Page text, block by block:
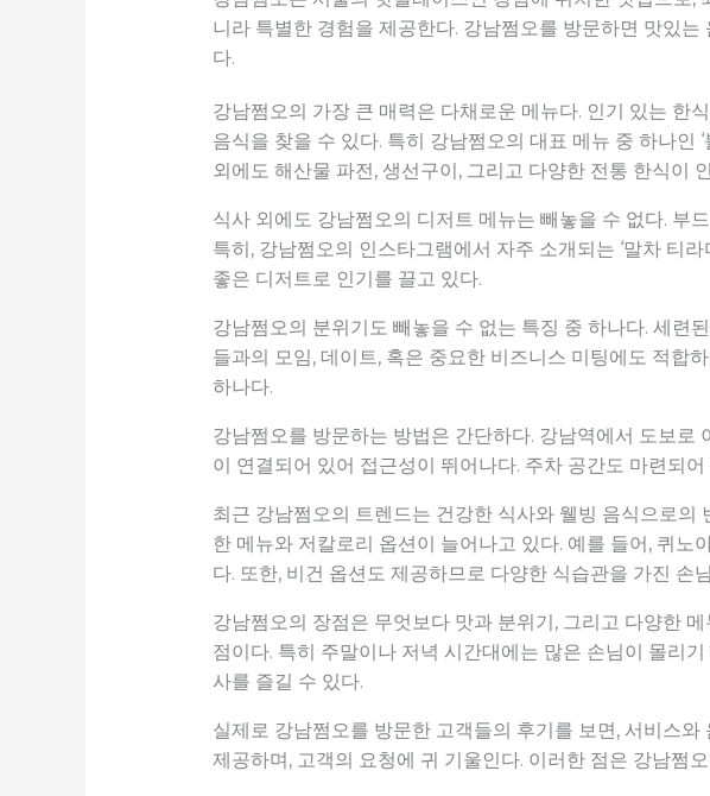
니라 특별한 경험을 제공한다. 강남쩜오를 방문하면 맛있
다.
강남쩜오의 가장 큰 매력은 다채로운 메뉴다. 인기 있는 한
음식을 찾을 수 있다. 특히 강남쩜오의 대표 메뉴 중 하나인
외에도 해산물 파전, 생선구이, 그리고 다양한 전통 한식이
식사 외에도 강남쩜오의 디저트 메뉴는 빼놓을 수 없다. 부
특히, 강남쩜오의 인스타그램에서 자주 소개되는 ‘말차 티
좋은 디저트로 인기를 끌고 있다.
강남쩜오의 분위기도 빼놓을 수 없는 특징 중 하나다. 세련
들과의 모임, 데이트, 혹은 중요한 비즈니스 미팅에도 적합
하나다.
강남쩜오를 방문하는 방법은 간단하다. 강남역에서 도보
이 연결되어 있어 접근성이 뛰어나다. 주차 공간도 마련되
최근 강남쩜오의 트렌드는 건강한 식사와 웰빙 음식으로
한 메뉴와 저칼로리 옵션이 늘어나고 있다. 예를 들어, 퀴
다. 또한, 비건 옵션도 제공하므로 다양한 식습관을 가진 손
강남쩜오의 장점은 무엇보다 맛과 분위기, 그리고 다양한
점이다. 특히 주말이나 저녁 시간대에는 많은 손님이 몰리
사를 즐길 수 있다.
실제로 강남쩜오를 방문한 고객들의 후기를 보면, 서비스
제공하며, 고객의 요청에 귀 기울인다. 이러한 점은 강남쩜